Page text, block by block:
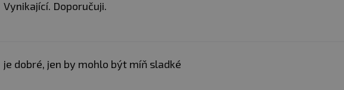
Vynikající. Doporučuji.
je dobré, jen by mohlo být míň sladké